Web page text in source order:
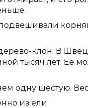
клон. В
тысяч лет. Её
одну шестую.
из ели.